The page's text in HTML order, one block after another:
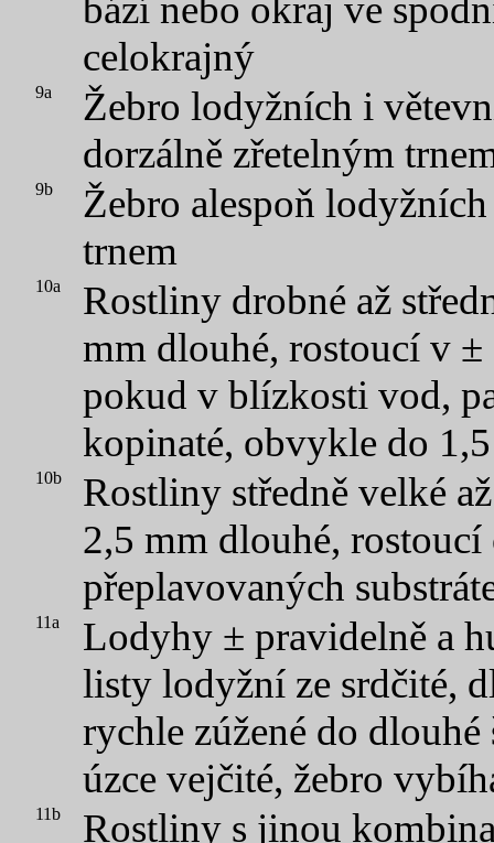
bází nebo okraj ve
celokrajný
9a
Žebro lodyžních i
dorzálně zřetelným
9b
Žebro alespoň
trnem
10a
Rostliny drobné až
mm dlouhé, rostoucí v
pokud v blízkosti vod,
kopinaté, obvykle do
10b
Rostliny středně velké
2,5 mm dlouhé,
přeplavovaných
11a
Lodyhy ± pravidelně a
listy lodyžní ze srdčité,
rychle zúžené do
úzce vejčité, žebro
11b Rostliny s jinou